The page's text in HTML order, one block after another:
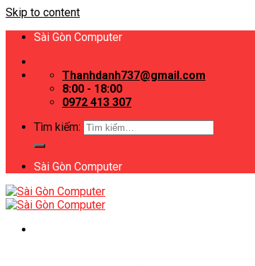
Skip to content
Sài Gòn Computer
Thanhdanh737@gmail.com
8:00 - 18:00
0972 413 307
Tìm kiếm:
Sài Gòn Computer